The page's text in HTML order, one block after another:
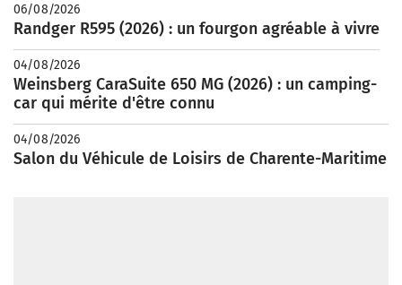
06/08/2026
Randger R595 (2026) : un fourgon agréable à vivre
04/08/2026
Weinsberg CaraSuite 650 MG (2026) : un camping-
car qui mérite d'être connu
04/08/2026
Salon du Véhicule de Loisirs de Charente-Maritime